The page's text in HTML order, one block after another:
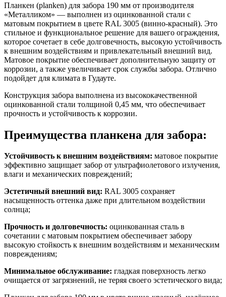
Планкен (planken) для забора 190 мм от производителя
«Металликом» — выполнен из оцинкованной стали с
матовым покрытием в цвете RAL 3005 (винно-красный). Это
стильное и функциональное решение для вашего ограждения,
которое сочетает в себе долговечность, высокую устойчивость
к внешним воздействиям и привлекательный внешний вид.
Матовое покрытие обеспечивает дополнительную защиту от
коррозии, а также увеличивает срок службы забора. Отлично
подойдет для климата в Гудауте.
Конструкция забора выполнена из высококачественной
оцинкованной стали толщиной 0,45 мм, что обеспечивает
прочность и устойчивость к коррозии.
Преимущества планкена для забора:
Устойчивость к внешним воздействиям: матовое покрытие
эффективно защищает забор от ультрафиолетового излучения,
влаги и механических повреждений;
Эстетичный внешний вид: RAL 3005 сохраняет
насыщенность оттенка даже при длительном воздействии
солнца;
Прочность и долговечность: оцинкованная сталь в
сочетании с матовым покрытием обеспечивает забору
высокую стойкость к внешним воздействиям и механическим
повреждениям;
Минимальное обслуживание: гладкая поверхность легко
очищается от загрязнений, не теряя своего эстетического вида;